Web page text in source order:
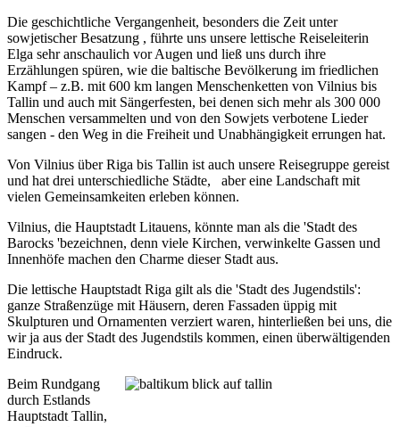
Die geschichtliche Vergangenheit, besonders die Zeit unter
sowjetischer Besatzung , führte uns unsere lettische Reiseleiterin
Elga sehr anschaulich vor Augen und ließ uns durch ihre
Erzählungen spüren, wie die baltische Bevölkerung im friedlichen
Kampf – z.B. mit 600 km langen Menschenketten von Vilnius bis
Tallin und auch mit Sängerfesten, bei denen sich mehr als 300 000
Menschen versammelten und von den Sowjets verbotene Lieder
sangen - den Weg in die Freiheit und Unabhängigkeit errungen hat.
Von Vilnius über Riga bis Tallin ist auch unsere Reisegruppe gereist
und hat drei unterschiedliche Städte, aber eine Landschaft mit
vielen Gemeinsamkeiten erleben können.
Vilnius, die Hauptstadt Litauens, könnte man als die 'Stadt des
Barocks 'bezeichnen, denn viele Kirchen, verwinkelte Gassen und
Innenhöfe machen den Charme dieser Stadt aus.
Die lettische Hauptstadt Riga gilt als die 'Stadt des Jugendstils':
ganze Straßenzüge mit Häusern, deren Fassaden üppig mit
Skulpturen und Ornamenten verziert waren, hinterließen bei uns, die
wir ja aus der Stadt des Jugendstils kommen, einen überwältigenden
Eindruck.
Beim Rundgang
durch Estlands
Hauptstadt Tallin,